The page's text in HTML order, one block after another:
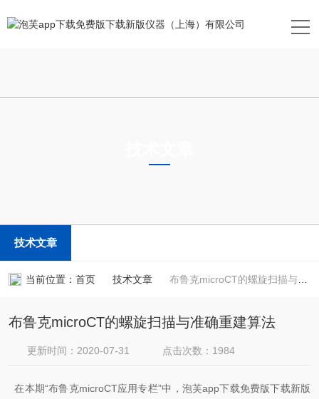
技术文章
当前位置： 首页 技术文章 布鲁克microCT的螺旋扫描与准确重建算法
布鲁克microCT的螺旋扫描与准确重建算法
更新时间：2020-07-31 点击次数：1984
在本期“布鲁克microCT应用专栏”中，泡芙app下载免费版下载新版